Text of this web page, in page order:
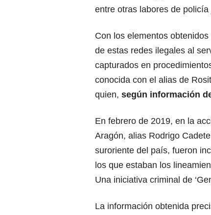
entre otras labores de policía
Con los elementos
de estas redes ilegales al
capturados en
conocida con el alias de
quien, según información
En febrero de 2019, en la
Aragón, alias Rodrigo
suroriente del país, fueron
los que estaban los
Una iniciativa criminal de
La información obtenida